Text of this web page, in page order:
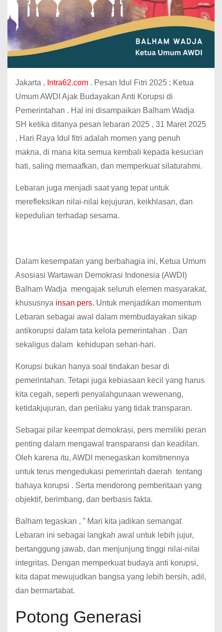
Jakarta , Intra62.com . Pesan Idul Fitri 2025 : Ketua
Umum AWDI Ajak Budayakan Anti Korupsi di
Pemerintahan . Hal ini disampaikan Balham Wadja
SH ketika ditanya pesan lebaran 2025 , 31 Maret 2025
. Hari Raya Idul fitri adalah momen yang penuh
makna, di mana kita semua kembali kepada kesucian
hati, saling memaafkan, dan memperkuat silaturahmi.
Lebaran juga menjadi saat yang tepat untuk
merefleksikan nilai-nilai kejujuran, keikhlasan, dan
kepedulian terhadap sesama.
Dalam kesempatan yang berbahagia ini, Ketua Umum
Asosiasi Wartawan Demokrasi Indonesia (AWDI)
Balham Wadja mengajak seluruh elemen masyarakat,
khususnya insan pers. Untuk menjadikan momentum
Lebaran sebagai awal dalam membudayakan sikap
antikorupsi dalam tata kelola pemerintahan . Dan
sekaligus dalam kehidupan sehari-hari.
Korupsi bukan hanya soal tindakan besar di
pemerintahan. Tetapi juga kebiasaan kecil yang harus
kita cegah, seperti penyalahgunaan wewenang,
ketidakjujuran, dan perilaku yang tidak transparan.
Sebagai pilar keempat demokrasi, pers memiliki peran
penting dalam mengawal transparansi dan keadilan.
Oleh karena itu, AWDI menegaskan komitmennya
untuk terus mengedukasi pemerintah daerah tentang
bahaya korupsi . Serta mendorong pemberitaan yang
objektif, berimbang, dan berbasis fakta.
Balham tegaskan , ” Mari kita jadikan semangat
Lebaran ini sebagai langkah awal untuk lebih jujur,
bertanggung jawab, dan menjunjung tinggi nilai-nilai
integritas. Dengan memperkuat budaya anti korupsi,
kita dapat mewujudkan bangsa yang lebih bersih, adil,
dan bermartabat.
Potong Generasi